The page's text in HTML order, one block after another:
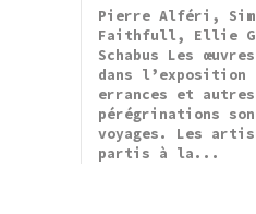
Pierre Alféri,
Faithfull, Ellie
Schabus Les
dans l’exposition
errances et autres
pérégrinations
voyages. Les
partis à la...